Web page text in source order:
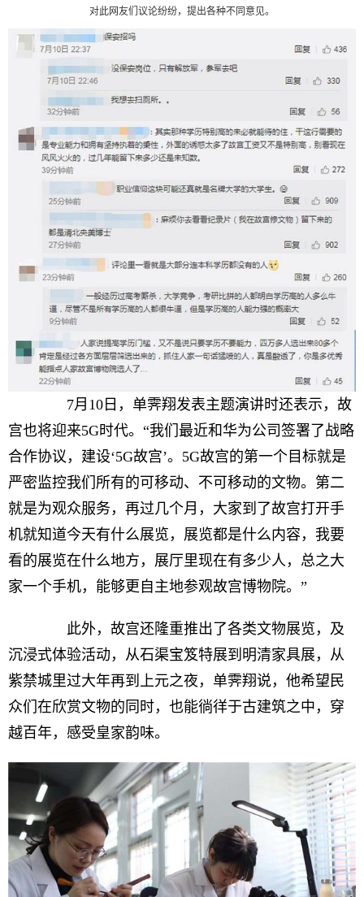
对此网友们议论纷纷，提出各种不同意见。
7月10日，单霁翔发表主题演讲时还表示，故
宫也将迎来5G时代。“我们最近和华为公司签署了战略
合作协议，建设‘5G故宫’。5G故宫的第一个目标就是
严密监控我们所有的可移动、不可移动的文物。第二
就是为观众服务，再过几个月，大家到了故宫打开手
机就知道今天有什么展览，展览都是什么内容，我要
看的展览在什么地方，展厅里现在有多少人，总之大
家一个手机，能够更自主地参观故宫博物院。”
此外，故宫还隆重推出了各类文物展览，及
沉浸式体验活动，从石渠宝笈特展到明清家具展，从
紫禁城里过大年再到上元之夜，单霁翔说，他希望民
众们在欣赏文物的同时，也能徜徉于古建筑之中，穿
越百年，感受皇家韵味。